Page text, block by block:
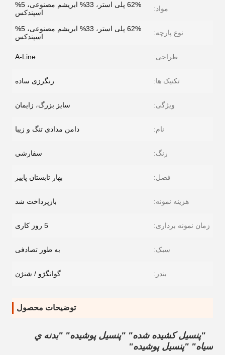
مواد:
62% پلی استر، 33% ابریشم مصنوعی، 5%
اسپندکس
نوع پارچه:
62% پلی استر، 33% ابریشم مصنوعی، 5%
اسپندکس
طراحی: A-Line
تکنیک ها: رنگرزی ساده
ویژگی: سایز بزرگ، زایمان
نام: دامن مدادی تنگ و زیبا
رنگ: سفارشی
فصل: بهار تابستان پاییز
هزینه نمونه: بازپرداخت شد
زمان نمونه برداری: 5 روز کاری
سبک: به طور تصادفی
بندر: گوانگژو / شنژن
توضیحات محصول
"پنسيل کشيده شده" "پنسيل پوشيده" "بدنه ي
سياه" "پنسيل پوشيده"